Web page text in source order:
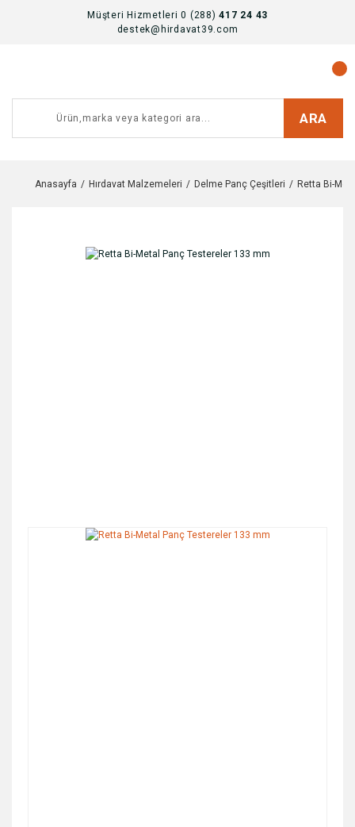
Müşteri Hizmetleri 0 (288)417 24 43
destek@hirdavat39.com
ARA
Anasayfa Hırdavat Malzemeleri Delme Panç Çeşitleri Retta Bi-